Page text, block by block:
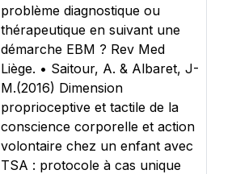
problème diagnostique ou
thérapeutique en suivant une
démarche EBM ? Rev Med
Liège. • Saitour, A. & Albaret, J-
M.(2016) Dimension
proprioceptive et tactile de la
conscience corporelle et action
volontaire chez un enfant avec
TSA : protocole à cas unique